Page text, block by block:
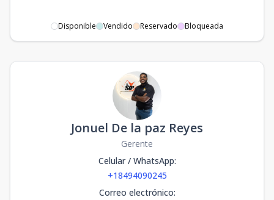
Disponible Vendido Reservado Bloqueada
Jonuel De la paz Reyes
Gerente
Celular / WhatsApp:
+18494090245
Correo electrónico: